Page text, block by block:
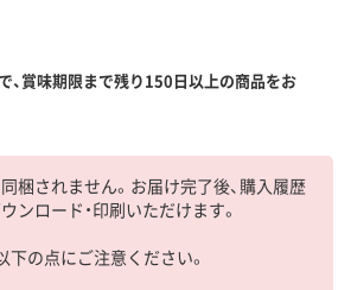
、賞味期限まで残り150日以上の商品をお
梱されません。お届け完了後、購入履歴
ンロード・印刷いただけます。
下の点にご注意ください。